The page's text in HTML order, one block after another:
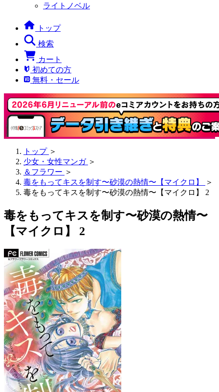
ライトノベル
トップ
検索
カート
初めての方
無料・セール
トップ ＞
少女・女性マンガ ＞
＆フラワー ＞
毒をもってキスを制す〜砂漠の熱情〜【マイクロ】
＞
毒をもってキスを制す〜砂漠の熱情〜【マイクロ】 2
毒をもってキスを制す〜砂漠の熱情〜
【マイクロ】 2